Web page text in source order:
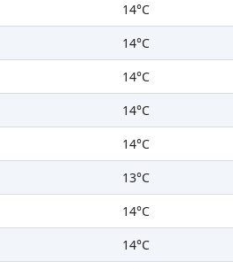
14°C
14°C
14°C
14°C
14°C
13°C
14°C
14°C